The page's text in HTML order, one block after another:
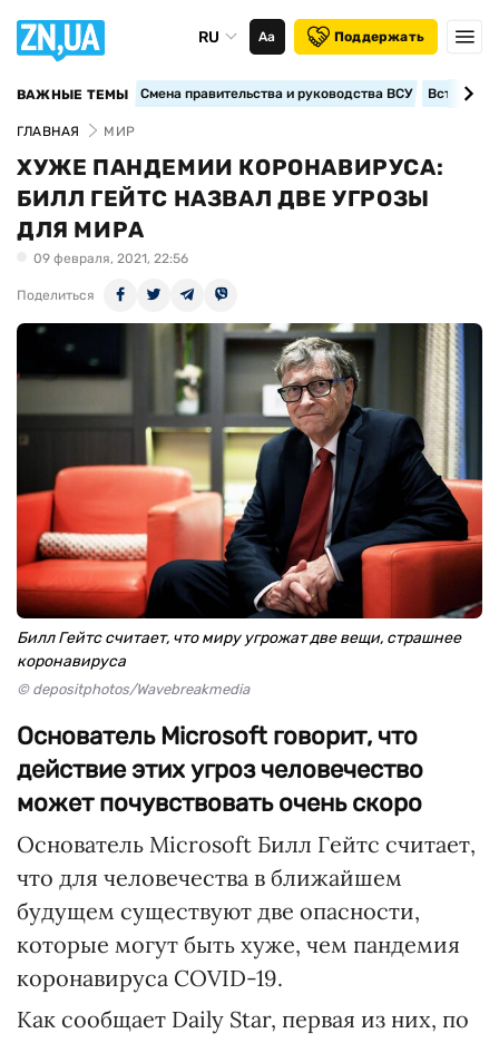
RU Аа Поддержать
ВАЖНЫЕ ТЕМЫ Смена правительства и руководства ВСУ
ГЛАВНАЯ МИР
ХУЖЕ ПАНДЕМИИ КОРОНАВИРУСА:
БИЛЛ ГЕЙТС НАЗВАЛ ДВЕ УГРОЗЫ
ДЛЯ МИРА
09 февраля, 2021, 22:56
Поделиться
Билл Гейтс считает, что миру угрожат две вещи, страшнее
коронавируса
© depositphotos/Wavebreakmedia
Основатель Microsoft говорит, что
действие этих угроз человечество
может почувствовать очень скоро
Основатель Microsoft Билл Гейтс считает,
что для человечества в ближайшем
будущем существуют две опасности,
которые могут быть хуже, чем пандемия
коронавируса COVID-19.
Как сообщает Daily Star, первая из них, по